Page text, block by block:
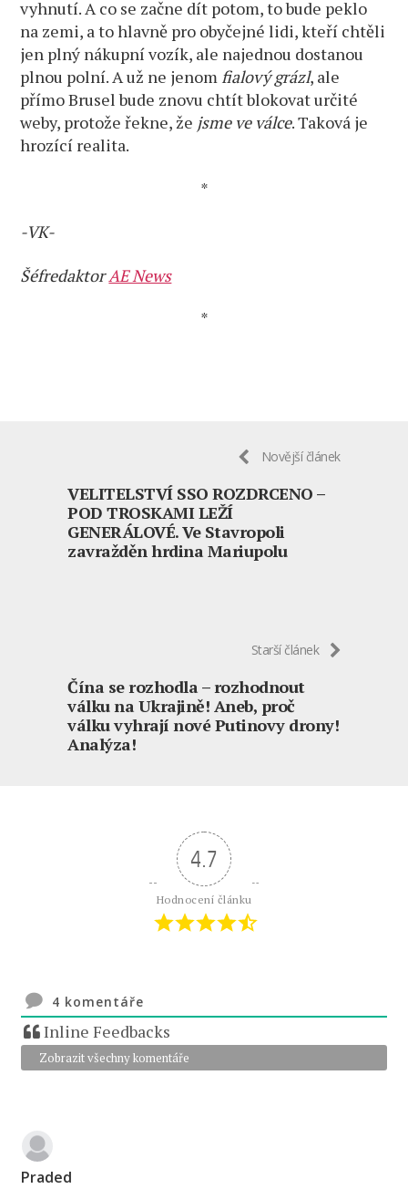
vyhnutí. A co se začne dít potom, to bude peklo
na zemi, a to hlavně pro obyčejné lidi, kteří chtěli
jen plný nákupní vozík, ale najednou dostanou
plnou polní. A už ne jenom fialový grázl, ale
přímo Brusel bude znovu chtít blokovat určité
weby, protože řekne, že jsme ve válce. Taková je
hrozící realita.
*
-VK-
ŠéfredaktorAE News
*
Novější článek
VELITELSTVÍ SSO ROZDRCENO –
POD TROSKAMI LEŽÍ
GENERÁLOVÉ. Ve Stavropoli
zavražděn hrdina Mariupolu
Starší článek
Čína se rozhodla – rozhodnout
válku na Ukrajině! Aneb, proč
válku vyhrají nové Putinovy drony!
Analýza!
4.7
Hodnocení článku
4 komentáře
Inline Feedbacks
Zobrazit všechny komentáře
Praded